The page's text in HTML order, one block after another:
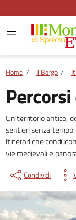
Home / Il Borgo /
Percorsi
Un territorio antico,
sentieri senza
itinerari che
vie medievali e
Condividi